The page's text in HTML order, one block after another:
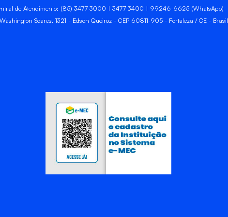
de Atendimento: (85) 3477-3000 | 3477-3400 | 99246-6625 (WhatsApp)
Soares, 1321 - Edson Queiroz - CEP 60811-905 - Fortaleza / CE - Brasil